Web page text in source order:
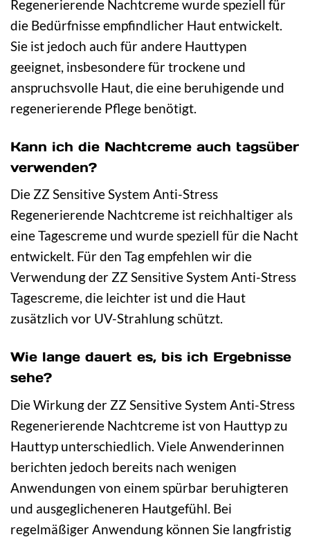
Regenerierende Nachtcreme wurde speziell für
die Bedürfnisse empfindlicher Haut entwickelt.
Sie ist jedoch auch für andere Hauttypen
geeignet, insbesondere für trockene und
anspruchsvolle Haut, die eine beruhigende und
regenerierende Pflege benötigt.
Kann ich die Nachtcreme auch tagsüber
verwenden?
Die ZZ Sensitive System Anti-Stress
Regenerierende Nachtcreme ist reichhaltiger als
eine Tagescreme und wurde speziell für die Nacht
entwickelt. Für den Tag empfehlen wir die
Verwendung der ZZ Sensitive System Anti-Stress
Tagescreme, die leichter ist und die Haut
zusätzlich vor UV-Strahlung schützt.
Wie lange dauert es, bis ich Ergebnisse
sehe?
Die Wirkung der ZZ Sensitive System Anti-Stress
Regenerierende Nachtcreme ist von Hauttyp zu
Hauttyp unterschiedlich. Viele Anwenderinnen
berichten jedoch bereits nach wenigen
Anwendungen von einem spürbar beruhigteren
und ausgeglicheneren Hautgefühl. Bei
regelmäßiger Anwendung können Sie langfristig